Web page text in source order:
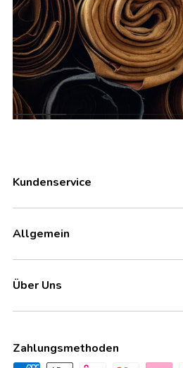
Kundenservice
Allgemein
Über Uns
Zahlungsmethoden